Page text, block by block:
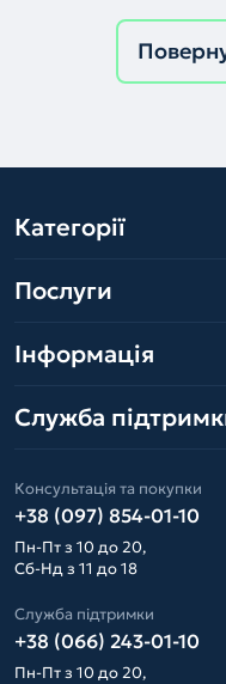
Категорії
Послуги
Інформація
Служба
Консультація та покупки
+38 (097) 854-01-10
Пн-Пт з 10 до 20,
Сб-Нд з 11 до 18
Служба підтримки
+38 (066) 243-01-10
Пн-Пт з 10 до 20,